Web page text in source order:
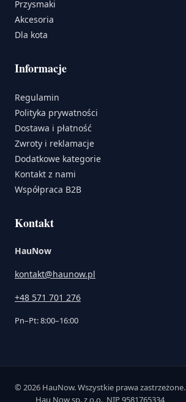
Przysmaki
Akcesoria
Dla kota
Informacje
Regulamin
Polityka prywatności
Dostawa i płatność
Zwroty i reklamacje
Dodatkowe kategorie
Kontakt z nami
Współpraca B2B
Kontakt
HauNow
kontakt@haunow.pl
+48 571 701 276
Pn–Pt: 8:00–16:00
© 2026 HauNow. Wszystkie prawa zastrzeżone.
Hau Now sp. z o.o., NIP 9581765334